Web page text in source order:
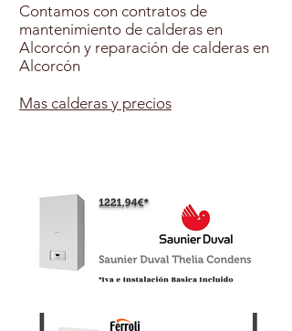
Contamos con contratos de
mantenimiento de calderas en
Alcorcón y reparación de calderas en
Alcorcón
Mas calderas y precios